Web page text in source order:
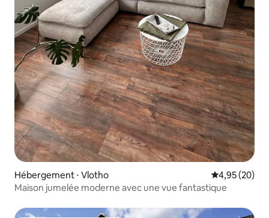
Hébergement ⋅ Vlotho Évaluation
4,95 (20)
Maison jumelée moderne avec une vue fantastique